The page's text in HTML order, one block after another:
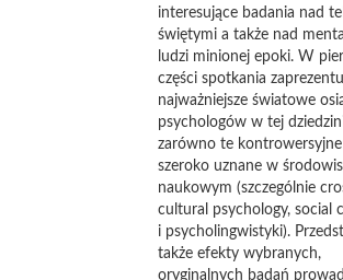
interesujące badania nad
świętymi a także nad
ludzi minionej epoki. W
części spotkania
najważniejsze światowe
psychologów w tej
zarówno te
szeroko uznane w
naukowym (szczególnie
cultural psychology, social
i psycholingwistyki).
także efekty wybranych,
oryginalnych badań